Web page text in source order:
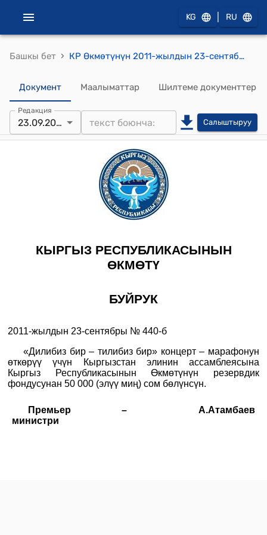
KG RU
Башкы бет › КР Өкмөтүнүн 2011-жылдын 23-сентябрындагы № 440-б («Дилибиз бир – тилибиз бир» концерт – марафонун өткөрүү үчүн Кыргызстан элинин ассамблеясына Кыргыз Республикасынын Өкмөтүнүн резервдик фондусунан акча каражатын бөлүү) буйругу
Документ Маалыматтар Шилтеме документтер
Редакция
23.09.2011 Салыштыруу